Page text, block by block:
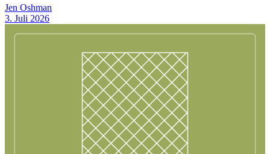
Jen Oshman
3. Juli 2026